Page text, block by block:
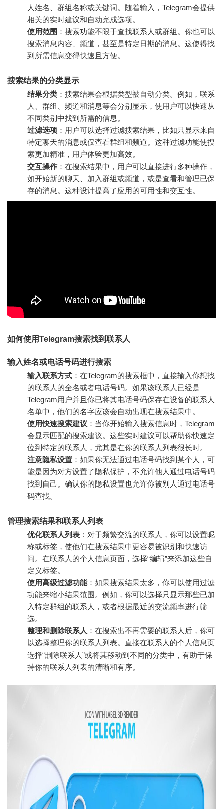
人姓名、群组名称或关键词。随着输入，Telegram会提供
相关的实时建议和自动完成选项。
使用范围 ：搜索功能不限于查找联系人或群组。你也可以
搜索消息内容、频道，甚至是特定日期的消息。这使得找
到所需信息变得快速且方便。
搜索结果的分类显示
结果分类 ：搜索结果会根据类型被自动分类。例如，联系
人、群组、频道和消息等会分别显示，使用户可以快速从
不同类别中找到所需的信息。
过滤选项 ：用户可以选择过滤搜索结果，比如只显示来自
特定聊天的消息或仅查看群组和频道。这种过滤功能使搜
索更加精准，用户体验更加高效。
交互操作 ：在搜索结果中，用户可以直接进行多种操作，
如开始新的聊天、加入群组或频道，或是查看和管理已保
存的消息。这种设计提高了应用的可用性和交互性。
如何使用Telegram搜索找到联系人
输入姓名或电话号码进行搜索
输入联系方式 ：在Telegram的搜索框中，直接输入你想找
的联系人的全名或者电话号码。如果该联系人已经是
Telegram用户并且你已将其电话号码保存在设备的联系人
名单中，他们的名字应该会自动出现在搜索结果中。
使用快速搜索建议 ：当你开始输入搜索信息时，Telegram
会显示匹配的搜索建议。这些实时建议可以帮助你快速定
位到特定的联系人，尤其是在你的联系人列表很长时。
注意隐私设置 ：如果你无法通过电话号码找到某个人，可
能是因为对方设置了隐私保护，不允许他人通过电话号码
找到自己。确认你的隐私设置也允许你被别人通过电话号
码查找。
管理搜索结果和联系人列表
优化联系人列表 ：对于频繁交流的联系人，你可以设置昵
称或标签，使他们在搜索结果中更容易被识别和快速访
问。在联系人的个人信息页面，选择“编辑”来添加这些自
定义标签。
使用高级过滤功能：如果搜索结果太多，你可以使用过滤
功能来缩小结果范围。例如，你可以选择只显示那些已加
入特定群组的联系人，或者根据最近的交流频率进行筛
选。
整理和删除联系人 ：在搜索出不再需要的联系人后，你可
以选择整理你的联系人列表。直接在联系人的个人信息页
选择“删除联系人”或将其移动到不同的分类中，有助于保
持你的联系人列表的清晰和有序。